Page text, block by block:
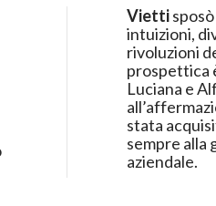
Viettisposò
intuizioni,
rivoluzioni dell’epoca. L’eredità
prospettica
Luciana e
stata
sempre alla
aziendale.